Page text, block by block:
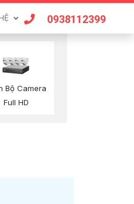
0938112399
Bộ Camera
Full HD